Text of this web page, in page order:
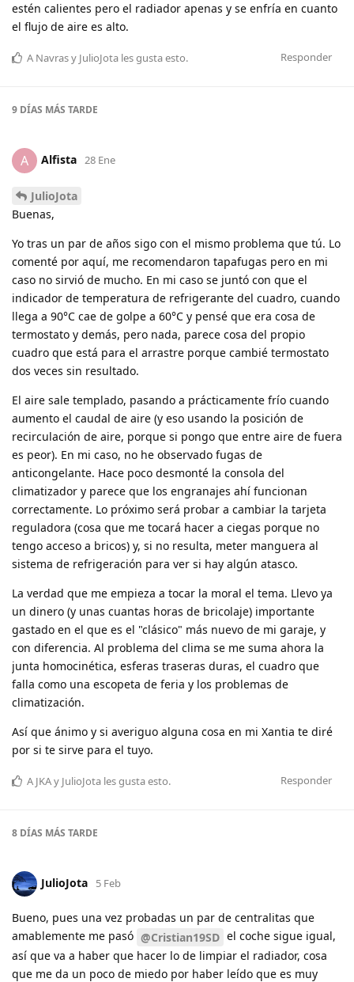
estén calientes pero el radiador apenas y se enfría en cuanto
el flujo de aire es alto.
Responder
A Navrasy JulioJota les gusta esto.
9 DÍAS MÁS TARDE
A Alfista 28 Ene
JulioJota
Buenas,
Yo tras un par de años sigo con el mismo problema que tú. Lo
comenté por aquí, me recomendaron tapafugas pero en mi
caso no sirvió de mucho. En mi caso se juntó con que el
indicador de temperatura de refrigerante del cuadro, cuando
llega a 90°C cae de golpe a 60°C y pensé que era cosa de
termostato y demás, pero nada, parece cosa del propio
cuadro que está para el arrastre porque cambié termostato
dos veces sin resultado.
El aire sale templado, pasando a prácticamente frío cuando
aumento el caudal de aire (y eso usando la posición de
recirculación de aire, porque si pongo que entre aire de fuera
es peor). En mi caso, no he observado fugas de
anticongelante. Hace poco desmonté la consola del
climatizador y parece que los engranajes ahí funcionan
correctamente. Lo próximo será probar a cambiar la tarjeta
reguladora (cosa que me tocará hacer a ciegas porque no
tengo acceso a bricos) y, si no resulta, meter manguera al
sistema de refrigeración para ver si hay algún atasco.
La verdad que me empieza a tocar la moral el tema. Llevo ya
un dinero (y unas cuantas horas de bricolaje) importante
gastado en el que es el "clásico" más nuevo de mi garaje, y
con diferencia. Al problema del clima se me suma ahora la
junta homocinética, esferas traseras duras, el cuadro que
falla como una escopeta de feria y los problemas de
climatización.
Así que ánimo y si averiguo alguna cosa en mi Xantia te diré
por si te sirve para el tuyo.
Responder
A JKAy JulioJota les gusta esto.
8 DÍAS MÁS TARDE
JulioJota 5 Feb
Bueno, pues una vez probadas un par de centralitas que
amablemente me pasó @Cristian19SD el coche sigue igual,
así que va a haber que hacer lo de limpiar el radiador, cosa
que me da un poco de miedo por haber leído que es muy